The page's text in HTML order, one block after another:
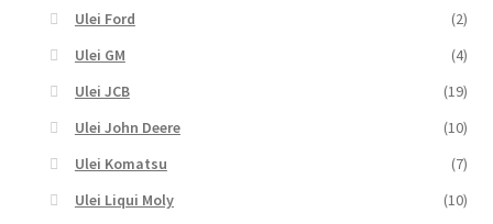
Ulei Ford
(2)
Ulei GM
(4)
Ulei JCB
(19)
Ulei John Deere
(10)
Ulei Komatsu
(7)
Ulei Liqui Moly
(10)